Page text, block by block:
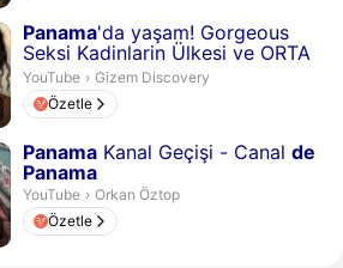
Panama'da yaşam! Gorgeous
Seksi Kadinlarin Ülkesi ve ORTA
Amerika'NIN ...
Süre 26 dakika 49 saniye
YouTube › Gizem Discovery.
Gizem Discovery
Özetle
Panama Kanal Geçişi - Canal de
Panama
Süre 20 saniye
YouTube › Orkan Öztop.
Orkan Öztop
Özetle